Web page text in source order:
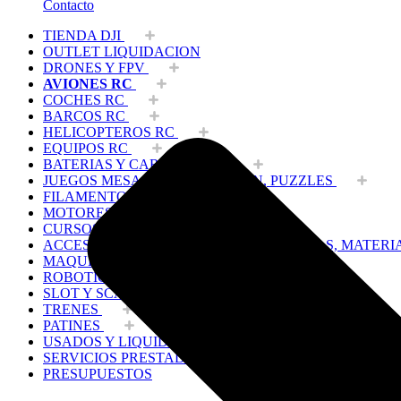
Contacto
TIENDA DJI
OUTLET LIQUIDACION
DRONES Y FPV
AVIONES RC
COCHES RC
BARCOS RC
HELICOPTEROS RC
EQUIPOS RC
BATERIAS Y CARGADORES
JUEGOS MESA, CONSTRUCCION, PUZZLES
FILAMENTO IMPRESORA 3D
MOTORES Y ACCESORIOS
CURSOS Y TALLERES
ACCESORIOS, HERRAMIENTAS, PINTURAS,
MAQUETAS ESTÁTICAS Y COLECCIÓN
ROBOTICA Y GADGETS ELECTRÓNICOS
SLOT Y SCALEXTRIC
TRENES
PATINES
USADOS Y LIQUIDACION
SERVICIOS PRESTADOS
PRESUPUESTOS